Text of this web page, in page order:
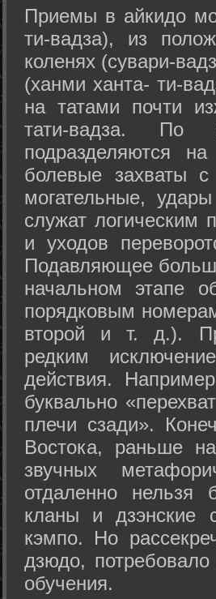
Приемы в айкидо
ти-вадза), из
коленях (сувари-
(ханми ханта- ти-
на татами почти
тати-вадза. По
подразделяются
болевые захваты
могательные,
служат логическим
и уходов
Подавляющее
начальном этапе
порядковым
второй и т. д.).
редким
действия.
буквально
плечи сзади».
Востока, раньше
звучных
отдаленно нельзя
кланы и дзэнские
кэмпо. Но
дзюдо,
обучения.